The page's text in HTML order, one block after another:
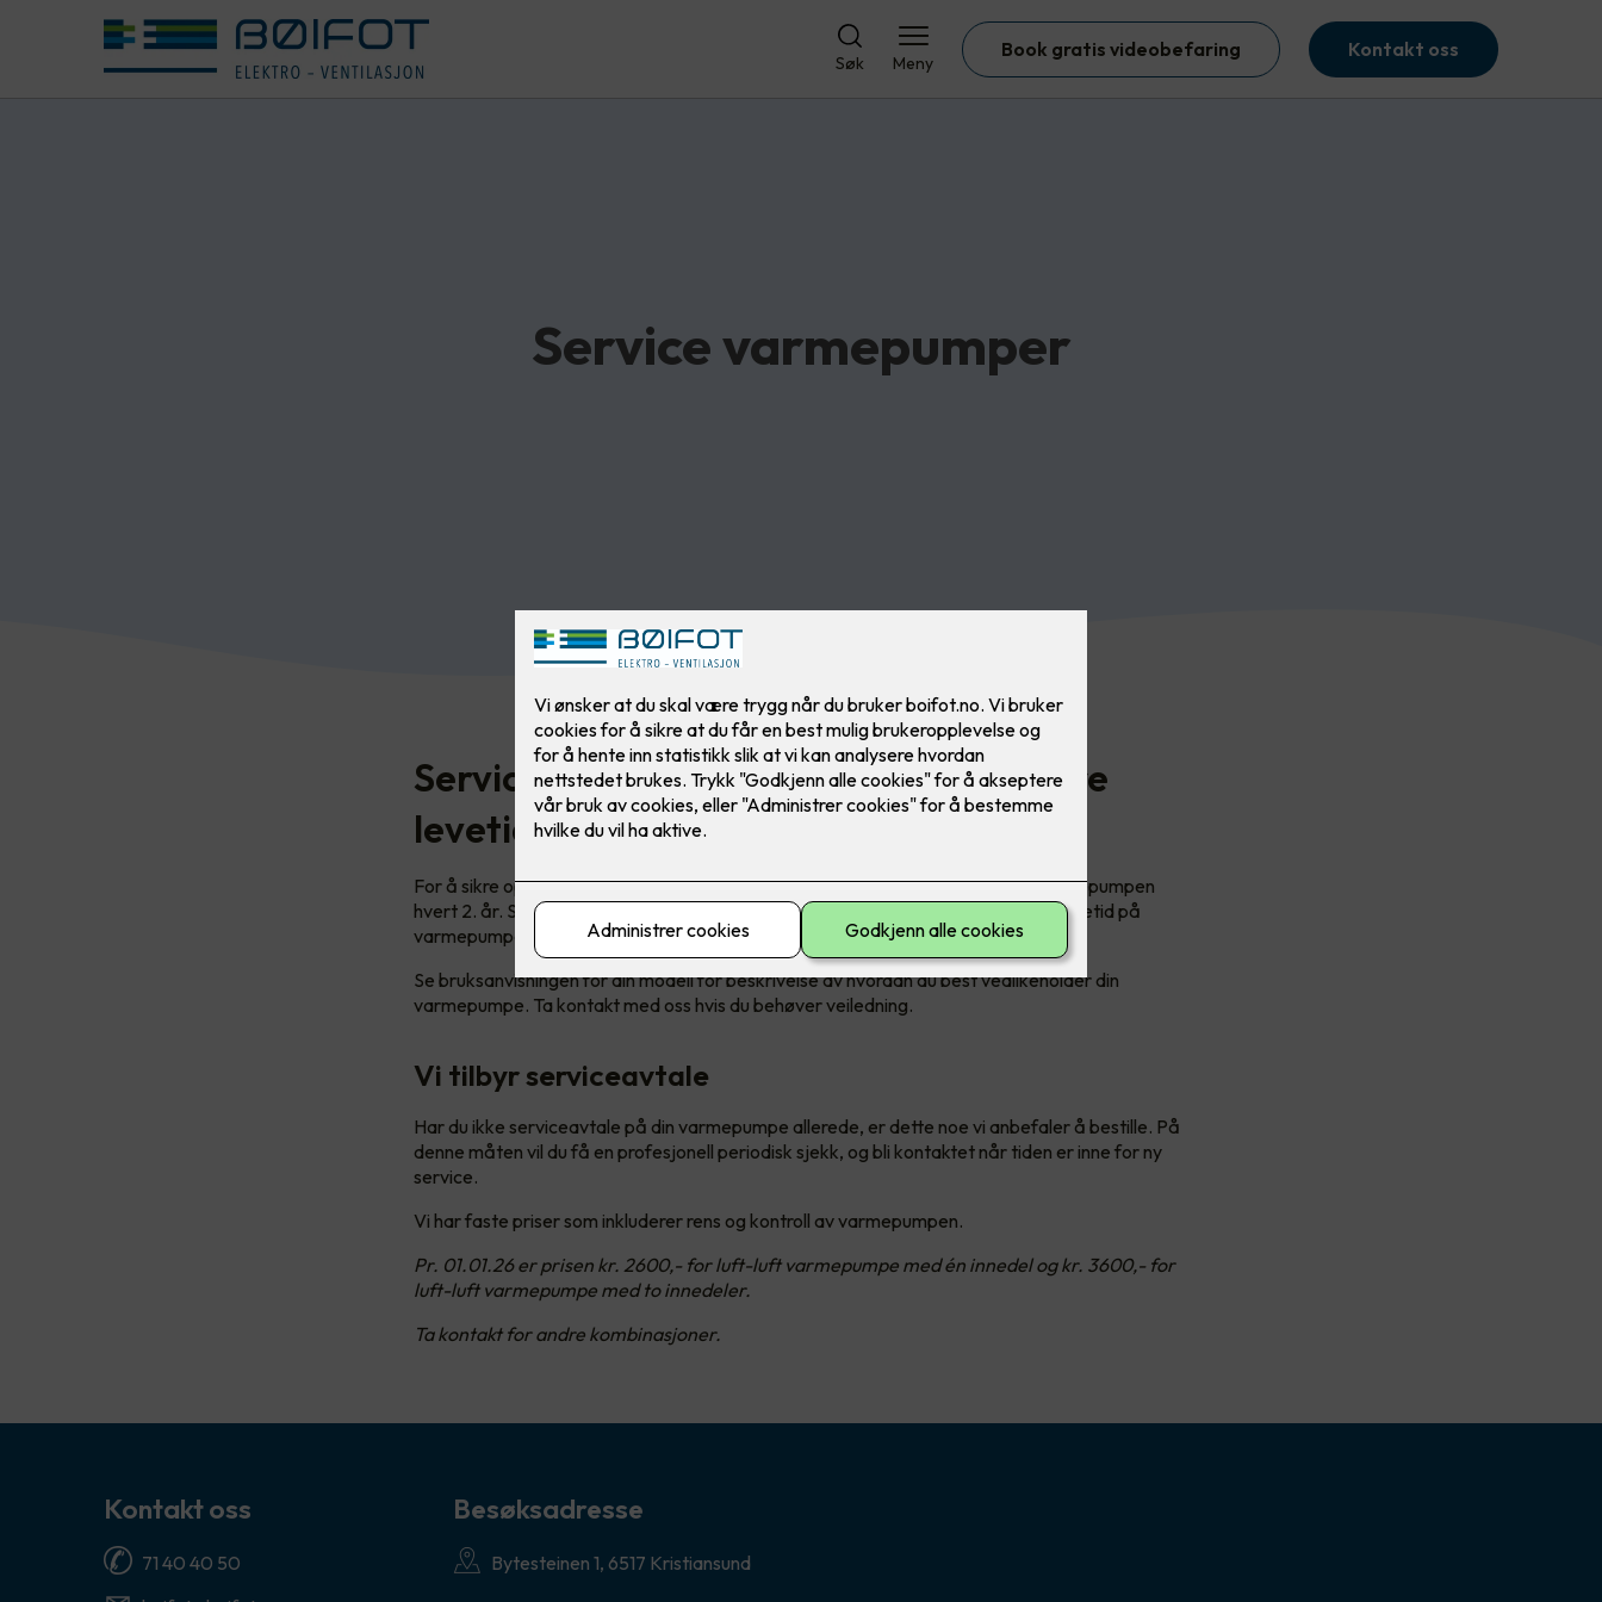
Søk Meny
Book gratis videobefaring Kontakt oss
Service varmepumper
Service gir optimal besparelse og lengre
levetid.
For å sikre optimal drift og besparelse anbefaler vi at det utføres service på varmepumpen
hvert 2. år. Sammen med ditt eget jevnlige vedlikehold, gir service en forlenget levetid på
varmepumpen.
Se bruksanvisningen for din modell for beskrivelse av hvordan du best vedlikeholder din
varmepumpe. Ta kontakt med oss hvis du behøver veiledning.
Vi tilbyr serviceavtale
Har du ikke serviceavtale på din varmepumpe allerede, er dette noe vi anbefaler å bestille. På
denne måten vil du få en profesjonell periodisk sjekk, og bli kontaktet når tiden er inne for ny
service.
Vi har faste priser som inkluderer rens og kontroll av varmepumpen.
Pr. 01.01.26 er prisen kr. 2600,- for luft-luft varmepumpe med én innedel og kr. 3600,- for
luft-luft varmepumpe med to innedeler.
Ta kontakt for andre kombinasjoner.
Kontakt oss
71 40 40 50
Besøksadresse
Bytesteinen 1, 6517 Kristiansund